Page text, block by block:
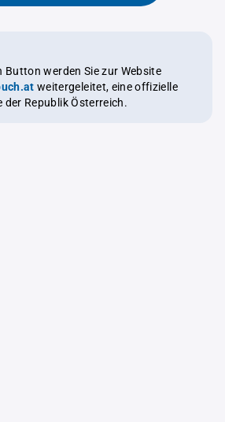
Button werden Sie zur Website
weitergeleitet, eine offizielle
der Republik Österreich.